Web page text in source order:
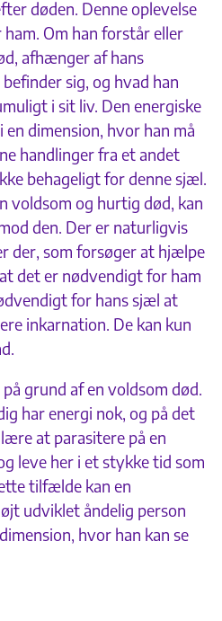
døden. Denne oplevelse
Om han forstår eller
afhænger af hans
sig, og hvad han
i sit liv. Den energiske
dimension, hvor han må
handlinger fra et andet
behageligt for denne sjæl.
voldsom og hurtig død, kan
den. Der er naturligvis
der, som forsøger at hjælpe
det er nødvendigt for ham
for hans sjæl at
inkarnation. De kan kun
grund af en voldsom død.
har energi nok, og på det
at parasitere på en
leve her i et stykke tid som
tilfælde kan en
udviklet åndelig person
hvor han kan se